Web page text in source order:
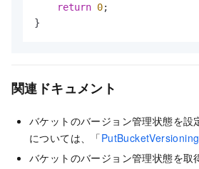
return 0;
}
関連ドキュメント
バケットのバージョン管理状態を設
については、「PutBucketVersioning
バケットのバージョン管理状態を取